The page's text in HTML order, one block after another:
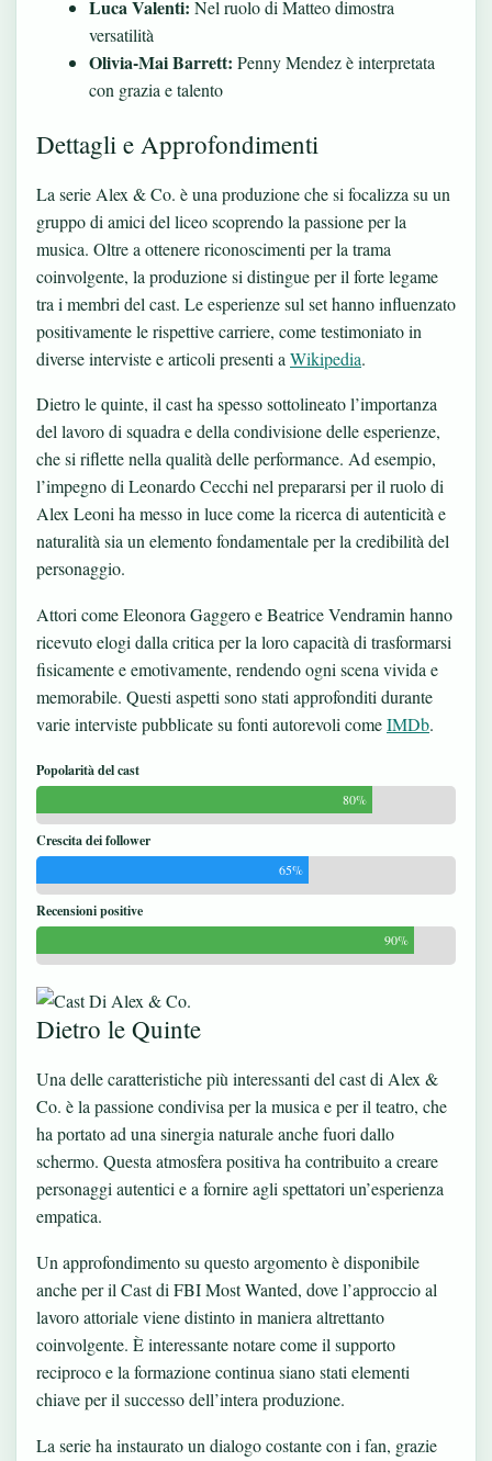
Luca Valenti: Nel ruolo di Matteo dimostra
versatilità
Olivia-Mai Barrett: Penny Mendez è interpretata
con grazia e talento
Dettagli e Approfondimenti
La serie Alex & Co. è una produzione che si focalizza su un
gruppo di amici del liceo scoprendo la passione per la
musica. Oltre a ottenere riconoscimenti per la trama
coinvolgente, la produzione si distingue per il forte legame
tra i membri del cast. Le esperienze sul set hanno influenzato
positivamente le rispettive carriere, come testimoniato in
diverse interviste e articoli presenti a Wikipedia.
Dietro le quinte, il cast ha spesso sottolineato l’importanza
del lavoro di squadra e della condivisione delle esperienze,
che si riflette nella qualità delle performance. Ad esempio,
l’impegno di Leonardo Cecchi nel prepararsi per il ruolo di
Alex Leoni ha messo in luce come la ricerca di autenticità e
naturalità sia un elemento fondamentale per la credibilità del
personaggio.
Attori come Eleonora Gaggero e Beatrice Vendramin hanno
ricevuto elogi dalla critica per la loro capacità di trasformarsi
fisicamente e emotivamente, rendendo ogni scena vivida e
memorabile. Questi aspetti sono stati approfonditi durante
varie interviste pubblicate su fonti autorevoli comeIMDb.
Popolarità del cast
80%
Crescita dei follower
65%
Recensioni positive
90%
Dietro le Quinte
Una delle caratteristiche più interessanti del cast di Alex &
Co. è la passione condivisa per la musica e per il teatro, che
ha portato ad una sinergia naturale anche fuori dallo
schermo. Questa atmosfera positiva ha contribuito a creare
personaggi autentici e a fornire agli spettatori un’esperienza
empatica.
Un approfondimento su questo argomento è disponibile
anche per il Cast di FBI Most Wanted, dove l’approccio al
lavoro attoriale viene distinto in maniera altrettanto
coinvolgente. È interessante notare come il supporto
reciproco e la formazione continua siano stati elementi
chiave per il successo dell’intera produzione.
La serie ha instaurato un dialogo costante con i fan, grazie